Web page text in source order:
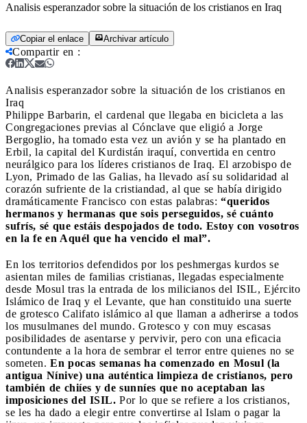
Analisis esperanzador sobre la situación de los cristianos en Iraq
Copiar el enlace Archivar artículo
Compartir en :
Analisis esperanzador sobre la situación de los cristianos en
Iraq
Philippe Barbarin, el cardenal que llegaba en bicicleta a las
Congregaciones previas al Cónclave que eligió a Jorge
Bergoglio, ha tomado esta vez un avión y se ha plantado en
Erbil, la capital del Kurdistán iraquí, convertida en centro
neurálgico para los líderes cristianos de Iraq. El arzobispo de
Lyon, Primado de las Galias, ha llevado así su solidaridad al
corazón sufriente de la cristiandad, al que se había dirigido
dramáticamente Francisco con estas palabras: “queridos
hermanos y hermanas que sois perseguidos, sé cuánto
sufrís, sé que estáis despojados de todo. Estoy con vosotros
en la fe en Aquél que ha vencido el mal”.
En los territorios defendidos por los peshmergas kurdos se
asientan miles de familias cristianas, llegadas especialmente
desde Mosul tras la entrada de los milicianos del ISIL, Ejército
Islámico de Iraq y el Levante, que han constituido una suerte
de grotesco Califato islámico al que llaman a adherirse a todos
los musulmanes del mundo. Grotesco y con muy escasas
posibilidades de asentarse y pervivir, pero con una eficacia
contundente a la hora de sembrar el terror entre quienes no se
someten. En pocas semanas ha comenzado en Mosul (la
antigua Nínive) una auténtica limpieza de cristianos, pero
también de chiíes y de sunníes que no aceptaban las
imposiciones del ISIL. Por lo que se refiere a los cristianos,
se les ha dado a elegir entre convertirse al Islam o pagar la